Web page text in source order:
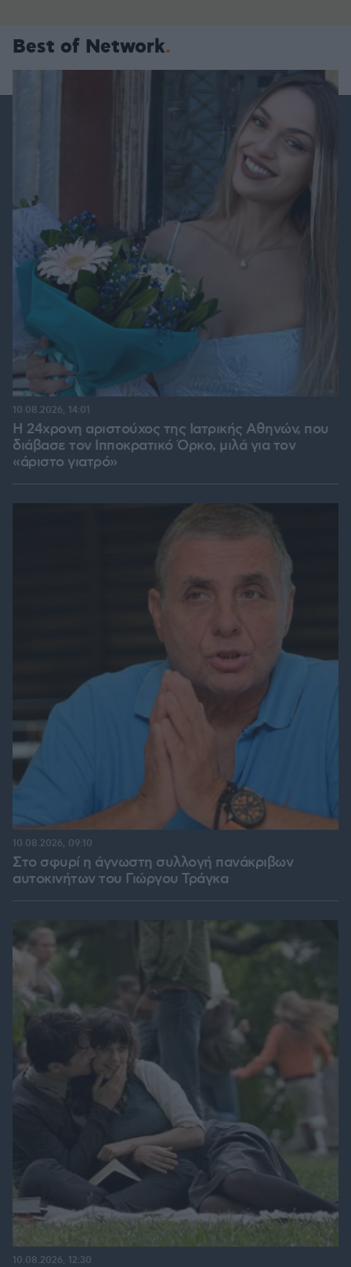
Best of Network
Η 24χρονη αριστούχος της Ιατρικής Αθηνών, που
διάβασε τον Ιπποκρατικό Όρκο, μιλά για τον
«άριστο γιατρό»
10.08.2026, 14:01
Στο σφυρί η άγνωστη συλλογή πανάκριβων
αυτοκινήτων του Γιώργου Τράγκα
10.08.2026, 09:10
10.08.2026, 12:30